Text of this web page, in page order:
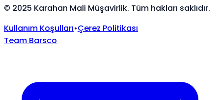
© 2025 Karahan Mali Müşavirlik. Tüm hakları saklıdır.
Kullanım Koşulları•Çerez Politikası
Team Barsco